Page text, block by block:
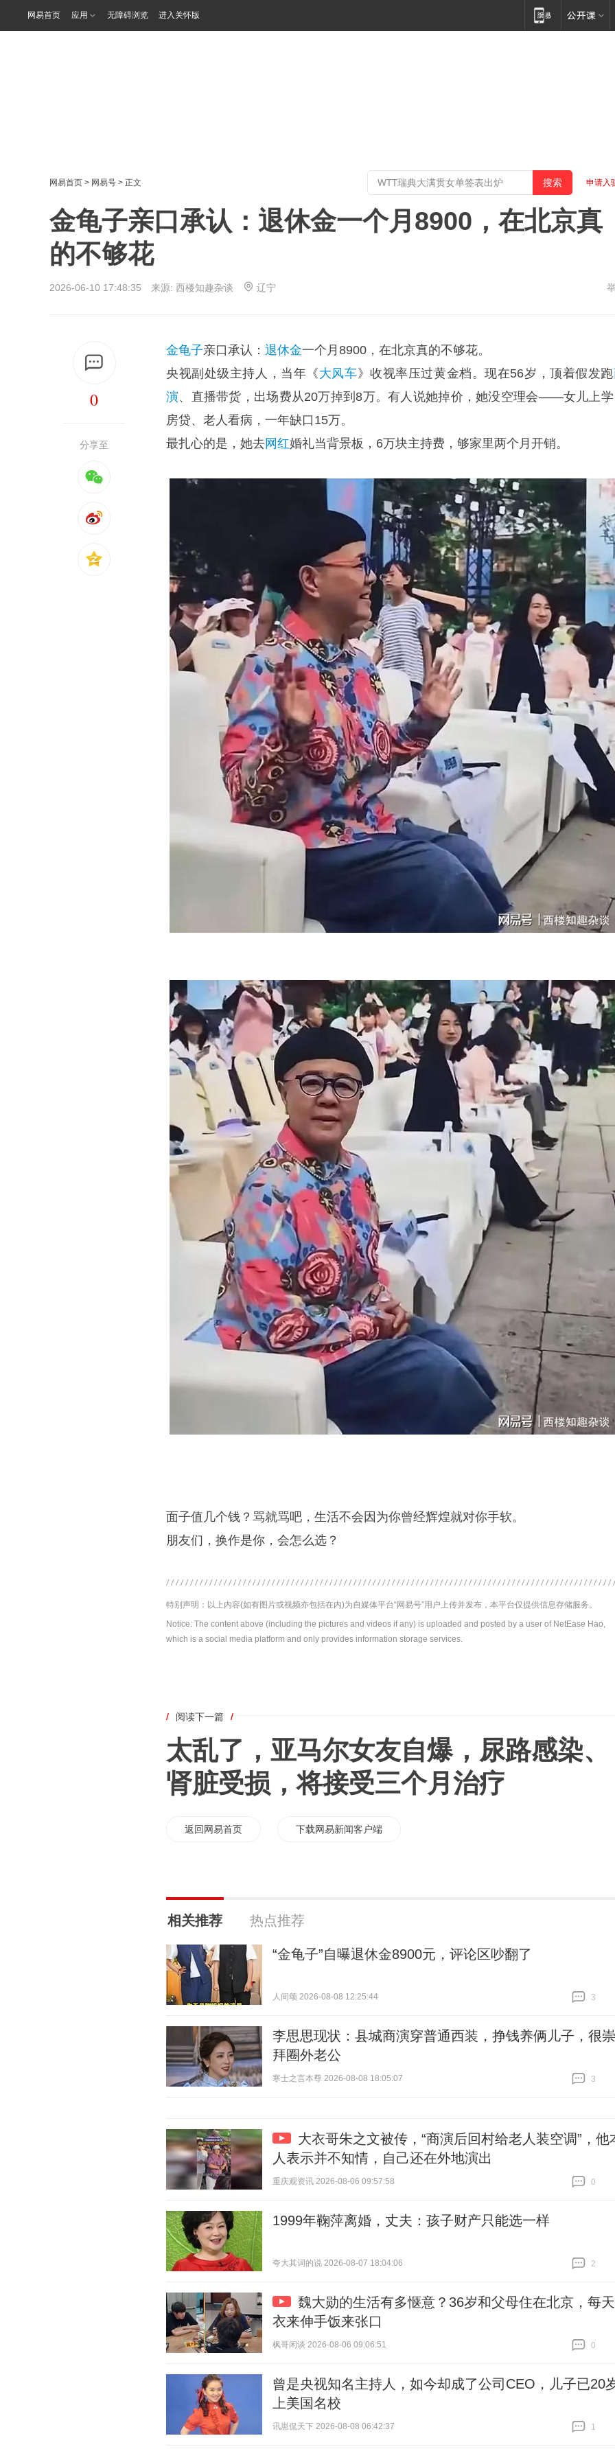
网易首页 应用 无障碍浏览 进入关怀版
网易首页 > 网易号 > 正文 申请入
金龟子亲口承认：退休金一个月8900，在北京真
的不够花
2026-06-10 17:48:35 来源: 西楼知趣杂谈 辽宁
0
分享至
金龟子亲口承认： 退休金一个月8900，在北京真的不够花。
央视副处级主持人，当年《大风车》收视率压过黄金档。现在56岁，顶着假发跑
演、直播带货，出场费从20万掉到8万。有人说她掉价，她没空理会——女儿上
房贷、老人看病，一年缺口15万。
最扎心的是，她去网红婚礼当背景板，6万块主持费，够家里两个月开销。
面子值几个钱？骂就骂吧，生活不会因为你曾经辉煌就对你手软。
朋友们，换作是你，会怎么选？
特别声明：以上内容(如有图片或视频亦包括在内)为自媒体平台“网易号”用户上传并发布，本平台仅提供信息存储服务。
Notice: The content above (including the pictures and videos if any) is uploaded and posted by a user of NetEase Hao,
which is a social media platform and only provides information storage services.
/ 阅读下一篇 /
太乱了，亚马尔女友自爆，尿路感染、
肾脏受损，将接受三个月治疗
返回网易首页 下载网易新闻客户端
相关推荐 热点推荐
“金龟子”自曝退休金8900元，评论区吵翻了
人间颂 2026-08-08 12:25:44
3
李思思现状：县城商演穿普通西装，挣钱养俩儿子，很崇
拜圈外老公
寒士之言本尊 2026-08-08 18:05:07
3
大衣哥朱之文被传，“商演后回村给老人装空调”，他
人表示并不知情，自己还在外地演出
重庆观资讯 2026-08-06 09:57:58
0
1999年鞠萍离婚，丈夫：孩子财产只能选一样
夸大其词的说 2026-08-07 18:04:06
2
魏大勋的生活有多惬意？36岁和父母住在北京，每天
衣来伸手饭来张口
枫哥闲谈 2026-08-06 09:06:51
0
曾是央视知名主持人，如今却成了公司CEO，儿子已20
上美国名校
讯崽侃天下 2026-08-08 06:42:37
1